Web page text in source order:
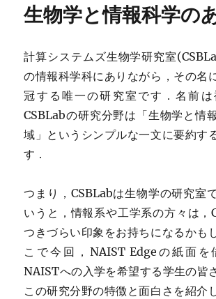
生物学と情報科学の
計算システムズ生物学研究室
の情報科学科にありながら，その名
冠する唯一の研究室です．名前は
CSBLabの研究分野は「生物学と情
域」というシンプルな一文に要約す
す．
つまり，CSBLabは生物学の研究室
いうと，情報系や工学系の方々は，
つきづらい印象をお持ちになるかも
こで今回，NAIST Edgeの紙面を
NAISTへの入学を希望する学生の皆
この研究分野の特徴と面白さを紹介